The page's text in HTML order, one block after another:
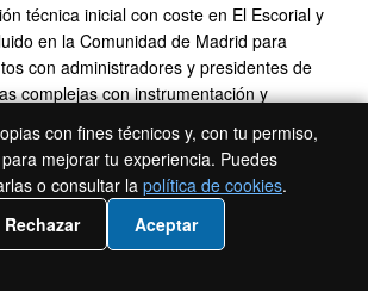
técnica inicial con coste en El Escorial y
en la Comunidad de Madrid para
con administradores y presidentes de
complejas con instrumentación y
y cercanía: esa es la idea.
por escrito y
normativo en Madrid
📲 Llámanos 919 93 28 42
con fines técnicos y, con tu permiso,
mejorar tu experiencia. Puedes
o consultar lapolítica de cookies.
Rechazar
Aceptar